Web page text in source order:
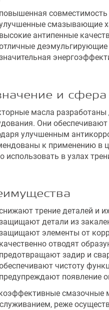
повышенная совместимость
смазывающие
высокие антипенные
деэмульгирующие
и
масла
Они
улучшенным
к применению в
использовать в узлах
трение деталей и
детали из
элементы от
качественно отводят
предотвращают задир и
чистоту
предупреждают появление
смазочные
реже